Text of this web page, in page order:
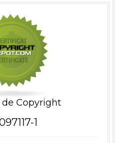
Copyright
1